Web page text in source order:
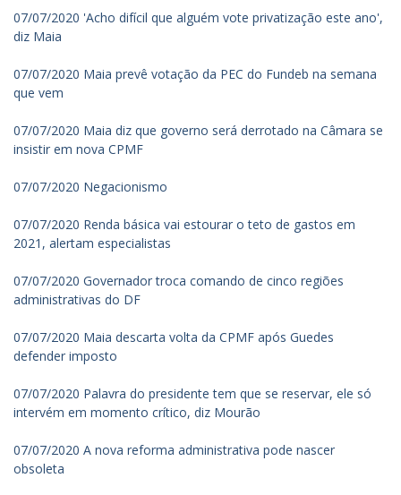
07/07/2020 'Acho difícil que alguém vote privatização este ano',
diz Maia
07/07/2020 Maia prevê votação da PEC do Fundeb na semana
que vem
07/07/2020 Maia diz que governo será derrotado na Câmara se
insistir em nova CPMF
07/07/2020 Negacionismo
07/07/2020 Renda básica vai estourar o teto de gastos em
2021, alertam especialistas
07/07/2020 Governador troca comando de cinco regiões
administrativas do DF
07/07/2020 Maia descarta volta da CPMF após Guedes
defender imposto
07/07/2020 Palavra do presidente tem que se reservar, ele só
intervém em momento crítico, diz Mourão
07/07/2020 A nova reforma administrativa pode nascer
obsoleta